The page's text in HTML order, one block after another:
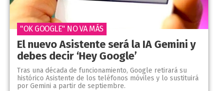
El nuevo Asistente será la IA Gemini y
debes decir ‘Hey Google’
Tras una década de funcionamiento, Google retirará su
histórico Asistente de los teléfonos móviles y lo sustituirá
por Gemini a partir de septiembre.
"OK GOOGLE" NO VA MÁS